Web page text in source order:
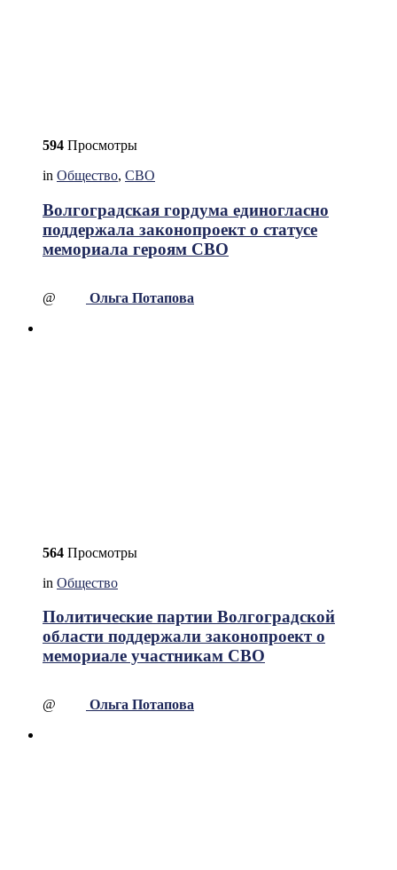
594 Просмотры
in Общество, СВО
Волгоградская гордума единогласно
поддержала законопроект о статусе
мемориала героям СВО
@ Ольга Потапова
564 Просмотры
in Общество
Политические партии Волгоградской
области поддержали законопроект о
мемориале участникам СВО
@ Ольга Потапова